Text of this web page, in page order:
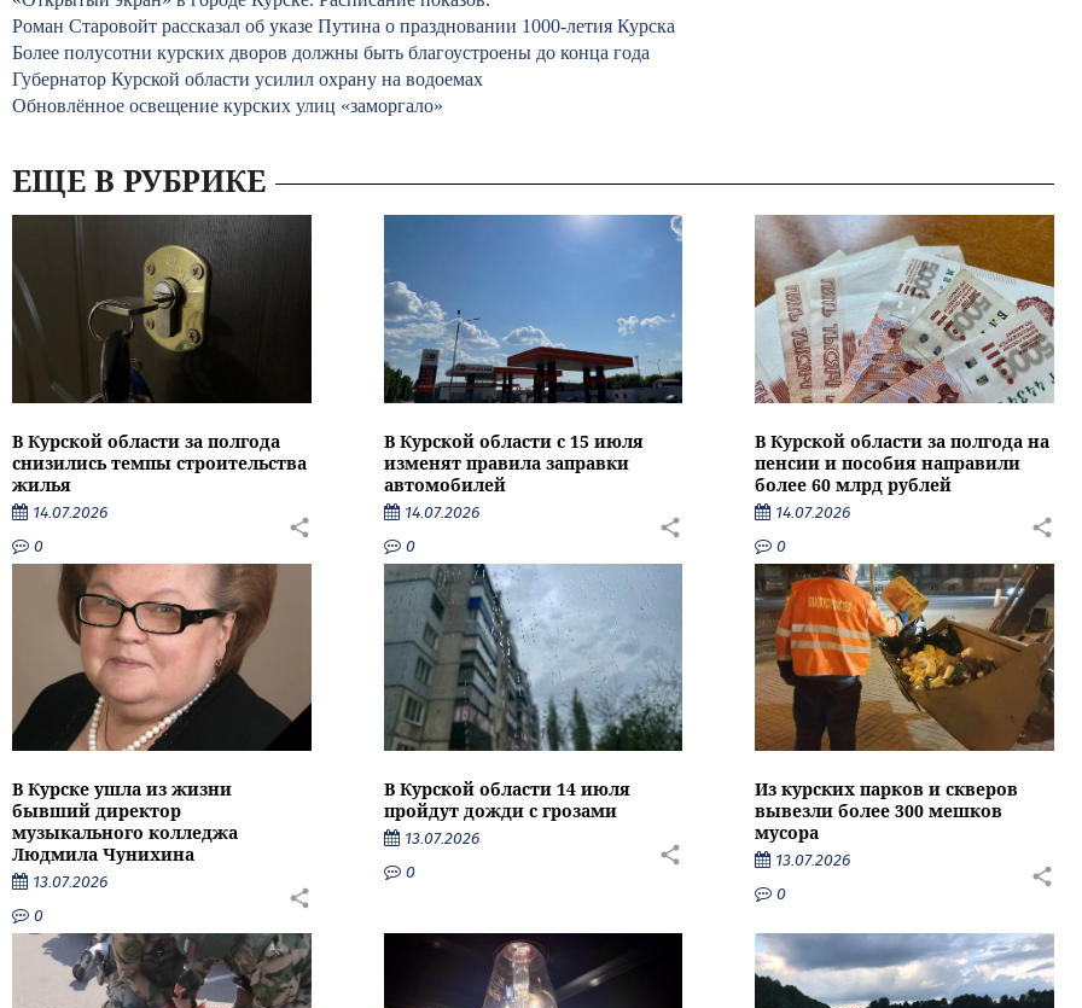
Роман Старовойт рассказал об указе Путина о праздновании 1000-летия Курска
Более полусотни курских дворов должны быть благоустроены до конца года
Губернатор Курской области усилил охрану на водоемах
Обновлённое освещение курских улиц «заморгало»
ЕЩЕ В РУБРИКЕ
В Курской области за полгода
снизились темпы строительства
жилья
14.07.2026
0
В Курской области с 15 июля
изменят правила заправки
автомобилей
14.07.2026
0
В Курской области за полгода на
пенсии и пособия направили
более 60 млрд рублей
14.07.2026
0
В Курске ушла из жизни
бывший директор
музыкального колледжа
Людмила Чунихина
13.07.2026
0
В Курской области 14 июля
пройдут дожди с грозами
13.07.2026
0
Из курских парков и скверов
вывезли более 300 мешков
мусора
13.07.2026
0